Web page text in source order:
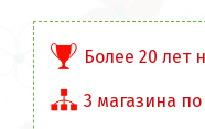
Более 20 лет
3 магазина по